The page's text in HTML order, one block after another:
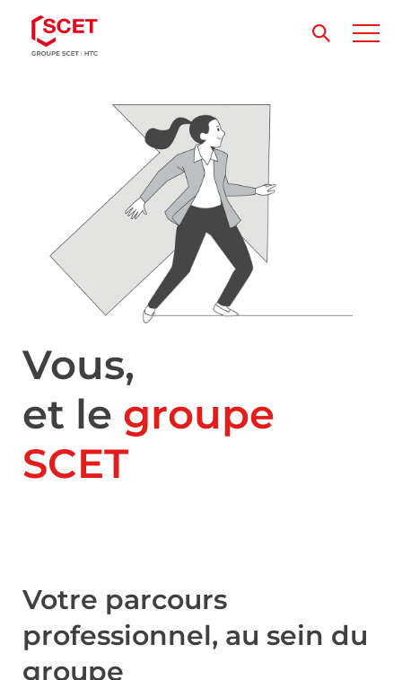
Vous,
et le groupe
SCET
Votre parcours
professionnel, au sein du
groupe